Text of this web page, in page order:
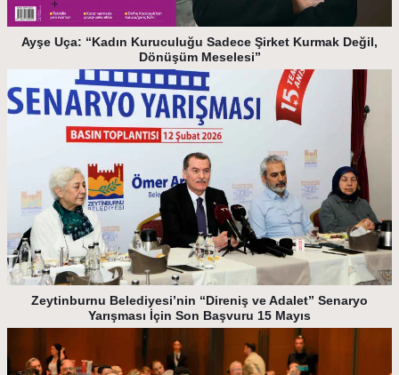
Ayşe Uça: “Kadın Kuruculuğu Sadece Şirket Kurmak Değil,
Dönüşüm Meselesi”
Zeytinburnu Belediyesi’nin “Direniş ve Adalet” Senaryo
Yarışması İçin Son Başvuru 15 Mayıs